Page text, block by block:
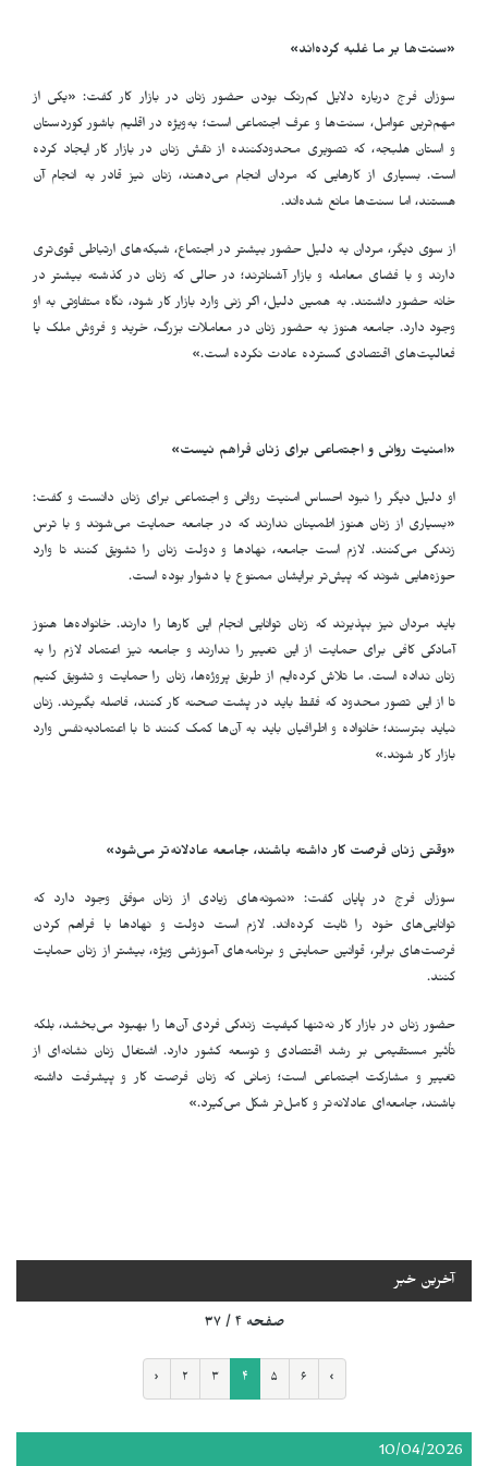
«سنت‌ها بر ما غلبه کرده‌اند»
سوزان فرج درباره دلایل کم‌رنگ بودن حضور زنان در بازار کار گفت: «یکی از
مهم‌ترین عوامل، سنت‌ها و عرف اجتماعی است؛ به‌ویژه در اقلیم باشور کوردستان
و استان هلبجه، که تصویری محدودکننده از نقش زنان در بازار کار ایجاد کرده
است. بسیاری از کارهایی که مردان انجام می‌دهند، زنان نیز قادر به انجام آن
هستند، اما سنت‌ها مانع شده‌اند.
از سوی دیگر، مردان به دلیل حضور بیشتر در اجتماع، شبکه‌های ارتباطی قوی‌تری
دارند و با فضای معامله و بازار آشناترند؛ در حالی که زنان در گذشته بیشتر در
خانه حضور داشتند. به همین دلیل، اگر زنی وارد بازار کار شود، نگاه متفاوتی به او
وجود دارد. جامعه هنوز به حضور زنان در معاملات بزرگ، خرید و فروش ملک یا
فعالیت‌های اقتصادی گسترده عادت نکرده است.»
«امنیت روانی و اجتماعی برای زنان فراهم نیست»
او دلیل دیگر را نبود احساس امنیت روانی و اجتماعی برای زنان دانست و گفت:
«بسیاری از زنان هنوز اطمینان ندارند که در جامعه حمایت می‌شوند و با ترس
زندگی می‌کنند. لازم است جامعه، نهادها و دولت زنان را تشویق کنند تا وارد
حوزه‌هایی شوند که پیش‌تر برایشان ممنوع یا دشوار بوده است.
باید مردان نیز بپذیرند که زنان توانایی انجام این کارها را دارند. خانواده‌ها هنوز
آمادگی کافی برای حمایت از این تغییر را ندارند و جامعه نیز اعتماد لازم را به
زنان نداده است. ما تلاش کرده‌ایم از طریق پروژه‌ها، زنان را حمایت و تشویق کنیم
تا از این تصور محدود که فقط باید در پشت صحنه کار کنند، فاصله بگیرند. زنان
نباید بترسند؛ خانواده و اطرافیان باید به آن‌ها کمک کنند تا با اعتمادبه‌نفس وارد
بازار کار شوند.»
«وقتی زنان فرصت کار داشته باشند، جامعه عادلانه‌تر می‌شود»
سوزان فرج در پایان گفت: «نمونه‌های زیادی از زنان موفق وجود دارد که
توانایی‌های خود را ثابت کرده‌اند. لازم است دولت و نهادها با فراهم کردن
فرصت‌های برابر، قوانین حمایتی و برنامه‌های آموزشی ویژه، بیشتر از زنان حمایت
کنند.
حضور زنان در بازار کار نه‌تنها کیفیت زندگی فردی آن‌ها را بهبود می‌بخشد، بلکه
تأثیر مستقیمی بر رشد اقتصادی و توسعه کشور دارد. اشتغال زنان نشانه‌ای از
تغییر و مشارکت اجتماعی است؛ زمانی که زنان فرصت کار و پیشرفت داشته
باشند، جامعه‌ای عادلانه‌تر و کامل‌تر شکل می‌گیرد.»
آخرین خبر
صفحه ۴ / ۳۷
‹ ۲ ۳ ۴ ۵ ۶ ›
10/04/2026